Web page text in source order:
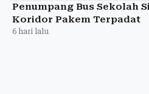
Penumpang Bus Sekolah
Koridor Pakem Terpadat
6 hari lalu